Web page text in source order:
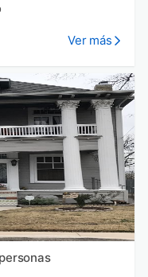
Ver más